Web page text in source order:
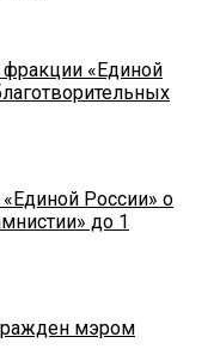
фракции «Единой
России» о
до 1
мэром